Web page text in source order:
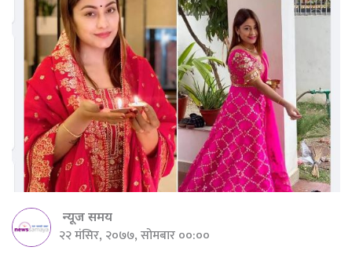
न्यूज समय
२२ मंसिर, २०७७, सोमबार ००:००